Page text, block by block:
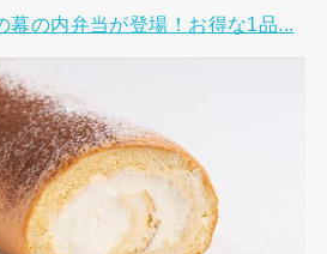
幕の内弁当が登場！お得な1品...